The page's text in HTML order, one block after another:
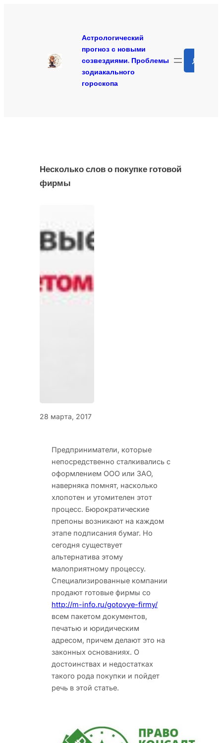
Астрологический
прогноз с новыми
созвездиями. Проблемы
зодиакального
гороскопа
Несколько слов о покупке готовой
фирмы
28 марта, 2017
Предприниматели, которые
непосредственно сталкивались с
оформлением ООО или ЗАО,
наверняка помнят, насколько
хлопотен и утомителен этот
процесс. Бюрократические
препоны возникают на каждом
этапе подписания бумаг. Но
сегодня существует
альтернатива этому
малоприятному процессу.
Специализированные компании
продают готовые фирмы со
http://m-info.ru/gotovye-firmy/
всем пакетом документов,
печатью и юридическим
адресом, причем делают это на
законных основаниях. О
достоинствах и недостатках
такого рода покупки и пойдет
речь в этой статье.